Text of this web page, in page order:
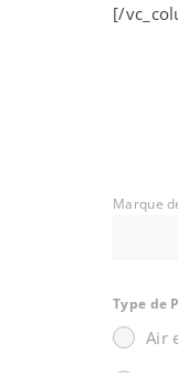
[/
Cliquez
ce
Marque
Type de
Air